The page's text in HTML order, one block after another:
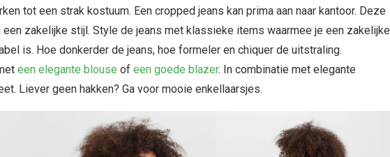
tot een strak kostuum. Een cropped jeans kan prima aan naar kantoor. Deze
zakelijke stijl. Style de jeans met klassieke items waarmee je een zakelijke
is. Hoe donkerder de jeans, hoe formeler en chiquer de uitstraling.
een elegante blouse of een goede blazer. In combinatie met elegante
Liever geen hakken? Ga voor mooie enkellaarsjes.